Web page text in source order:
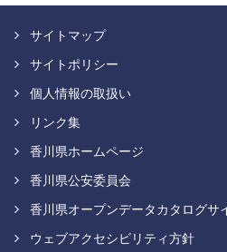
サイトマップ
サイトポリシー
個人情報の取扱い
リンク集
香川県ホームページ
香川県公安委員会
香川県オープンデータカタログサ
ウェブアクセシビリティ方針